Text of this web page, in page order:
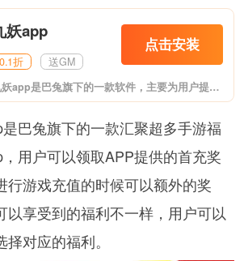
妖app
0.1折 送GM
点击安装
九妖app是巴兔旗下的一款软件，主要为用户提供各种各样的变态手游，在这里你能看到各种变态游戏、破解游戏，玩起来更加带感哦，支持用户充值返利，客服小姐姐为你答疑解惑，快来下载试试吧!
巴兔旗下的一款汇聚超多手游福
用户可以领取APP提供的首充奖
行游戏充值的时候可以额外的奖
以享受到的福利不一样，用户可以
对应的福利。